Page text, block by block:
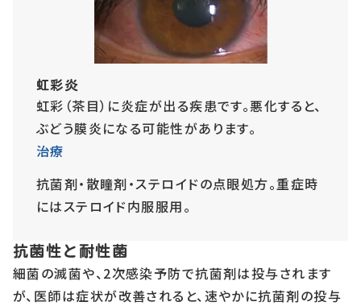
虹彩炎
虹彩（茶目）に炎症が出る疾患です。悪化すると、
ぶどう膜炎になる可能性があります。
治療
抗菌剤・散瞳剤・ステロイドの点眼処方。重症時
にはステロイド内服服用。
抗菌性と耐性菌
細菌の滅菌や、2次感染予防で抗菌剤は投与されます
が、医師は症状が改善されると、速やかに抗菌剤の投与